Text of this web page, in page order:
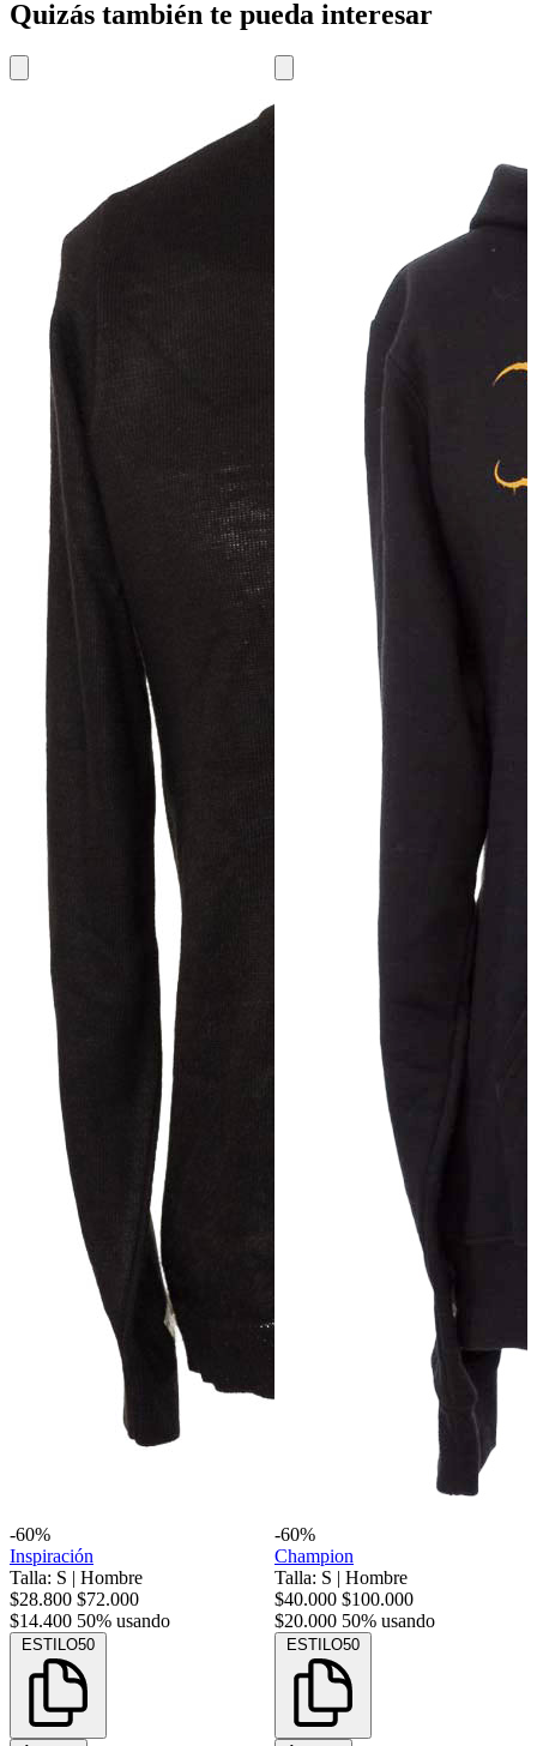
Quizás también te pueda interesar
-60%
Inspiración
Talla: S | Hombre
$28.800 $72.000
$14.400 50% usando
ESTILO50
-60%
Champion
Talla: S | Hombre
$40.000 $100.000
$20.000 50% usando
ESTILO50